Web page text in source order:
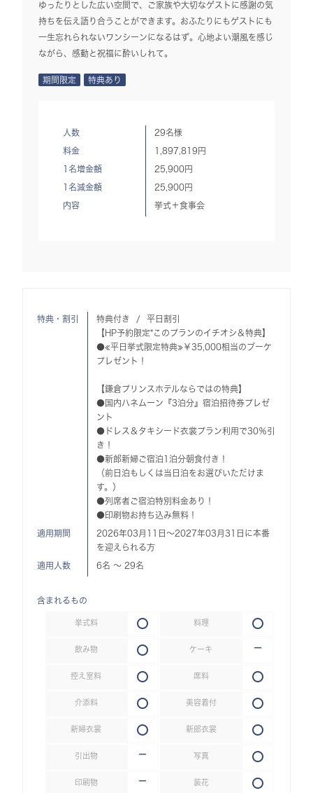
ゆったりとした広い空間で、ご家族や大切なゲストに感謝の気
持ちを伝え語り合うことができます。おふたりにもゲストにも
一生忘れられないワンシーンになるはず。心地よい潮風を感じ
ながら、感動と祝福に酔いしれて。
期間限定 特典あり
人数 29名様
料金 1,897,819 円
1名増金額 25,900円
1名減金額 25,900円
内容 挙式＋食事会
特典・割引 特典付き
平日割引
【HP予約限定*このプランのイチオシ＆特典】
●≪平日挙式限定特典≫￥35,000相当のブーケ
プレゼント！
【鎌倉プリンスホテルならではの特典】
●国内ハネムーン『3泊分』宿泊招待券プレゼ
ント
●ドレス＆タキシード衣裳プラン利用で30％引
き！
●新郎新婦ご宿泊1泊分朝食付き！
（前日泊もしくは当日泊をお選びいただけま
す。）
●列席者ご宿泊特別料金あり！
●印刷物お持ち込み無料！
適用期間
2026年03月11日～2027年03月31日に本番
を迎えられる方
適用人数 6名 〜 29名
含まれるもの
挙式料 料理
飲み物 ケーキ
控え室料 席料
介添料 美容着付
新婦衣裳 新郎衣裳
引出物 写真
印刷物 装花